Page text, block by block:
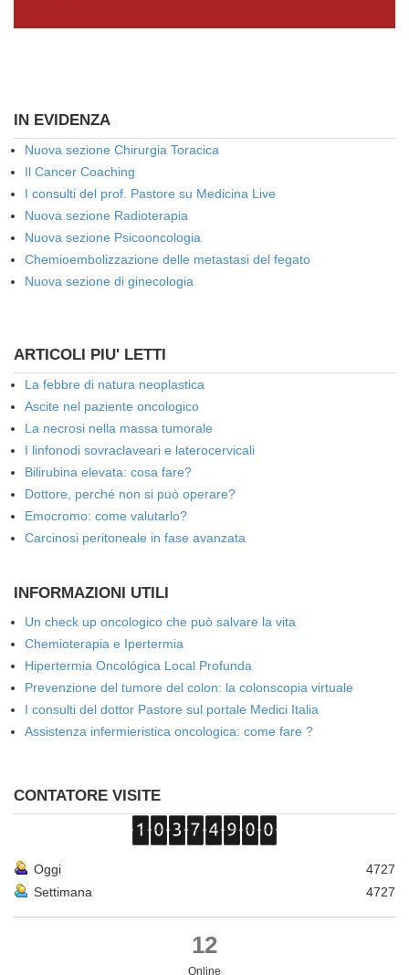
IN EVIDENZA
Nuova sezione Chirurgia Toracica
Il Cancer Coaching
I consulti del prof. Pastore su Medicina Live
Nuova sezione Radioterapia
Nuova sezione Psicooncologia
Chemioembolizzazione delle metastasi del fegato
Nuova sezione di ginecologia
ARTICOLI PIU' LETTI
La febbre di natura neoplastica
Ascite nel paziente oncologico
La necrosi nella massa tumorale
I linfonodi sovraclaveari e laterocervicali
Bilirubina elevata: cosa fare?
Dottore, perché non si può operare?
Emocromo: come valutarlo?
Carcinosi peritoneale in fase avanzata
INFORMAZIONI UTILI
Un check up oncologico che può salvare la vita
Chemioterapia e Ipertermia
Hipertermia Oncológica Local Profunda
Prevenzione del tumore del colon: la colonscopia virtuale
I consulti del dottor Pastore sul portale Medici Italia
Assistenza infermieristica oncologica: come fare ?
CONTATORE VISITE
Oggi
4727
Settimana
4727
12
Online